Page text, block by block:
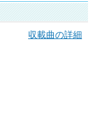
収載曲の詳細